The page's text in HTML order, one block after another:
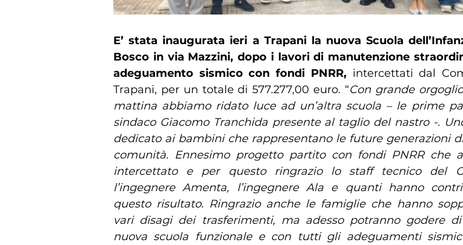
E’ stata inaugurata ieri a Trapani la nuova Scuola
Bosco in via Mazzini, dopo i lavori di manutenzione
adeguamento sismico con fondi PNRR, intercettati dal
Trapani, per un totale di 577.277,00 euro. “Con grande
mattina abbiamo ridato luce ad un’altra scuola – le prime
sindaco Giacomo Tranchida presente al taglio del nastro -.
dedicato ai bambini che rappresentano le future generazioni
comunità. Ennesimo progetto partito con fondi PNRR che
intercettato e per questo ringrazio lo staff tecnico del
l’ingegnere Amenta, l’ingegnere Ala e quanti hanno
questo risultato. Ringrazio anche le famiglie che hanno
vari disagi dei trasferimenti, ma adesso potranno godere
nuova scuola funzionale e con tutti gli adeguamenti